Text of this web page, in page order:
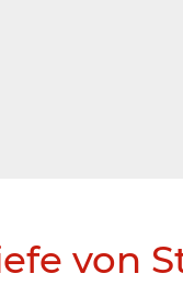
von